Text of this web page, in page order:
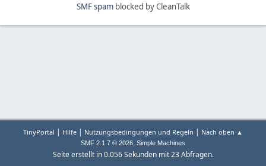
SMF spamblocked by CleanTalk
TinyPortal | Hilfe | Nutzungsbedingungen und Regeln | Nach oben ▲
SMF 2.1.7 © 2026, Simple Machines
Seite erstellt in 0.056 Sekunden mit 23 Abfragen.